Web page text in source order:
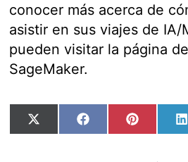
conocer más acerca de
asistir en sus viajes de IA/
pueden visitar la página
SageMaker.
Compartir
en
X
(Twitter)
Compartir
en
Facebook
en